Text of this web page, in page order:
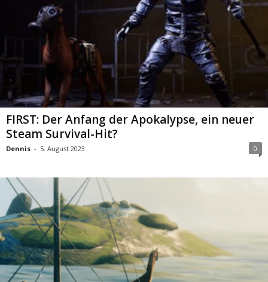
FIRST: Der Anfang der Apokalypse, ein neuer
Steam Survival-Hit?
Dennis - 5. August 2023 0